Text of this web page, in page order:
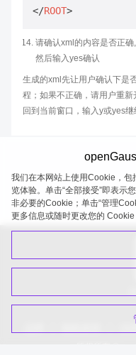
</ROOT>
请确认xml的内容是否正
然后输入yes确认
生成的xml先让用户确认下是
程；如果不正确，请用户重新
回到当前窗口，输入y或yes继
openGauss 2026-08-05
我们在本网站上使用Cookie，包
览体验。单击“全部接受”即表示
非必要的Cookie；单击“管理
更多信息或随时更改您的